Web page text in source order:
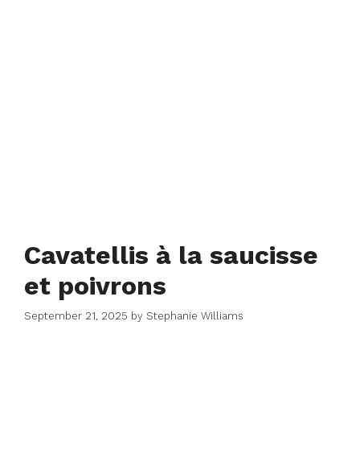
Cavatellis à la saucisse
et poivrons
September 21, 2025 by Stephanie Williams